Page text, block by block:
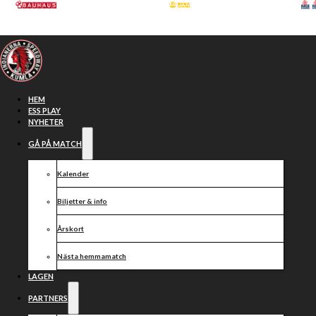
Hoppa till huvudinnehåll
HEM
ESS PLAY
NYHETER
GÅ PÅ MATCH
Kalender
Biljetter & info
Årskort
Nästa hemmamatch
LAGEN
PARTNERS
Inför
Indianerna –